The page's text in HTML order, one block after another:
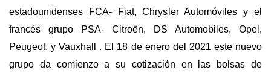
estadounidenses FCA- Fiat, Chrysler Automóviles y el
francés grupo PSA- Citroën, DS Automobiles, Opel,
Peugeot, y Vauxhall . El 18 de enero del 2021 este nuevo
grupo da comienzo a su cotización en las bolsas de